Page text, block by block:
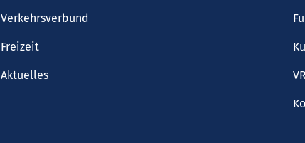
Verkehrsverbund
Freizeit
Aktuelles